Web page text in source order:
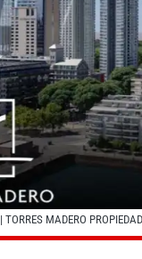
| TORRES MADERO